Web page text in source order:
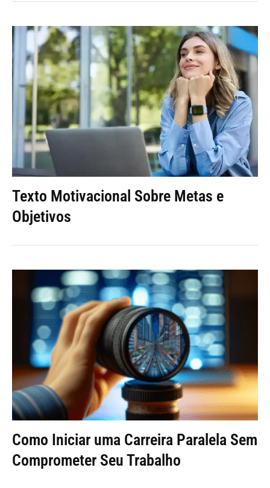
Texto Motivacional Sobre Metas e
Objetivos
Como Iniciar uma Carreira Paralela Sem
Comprometer Seu Trabalho